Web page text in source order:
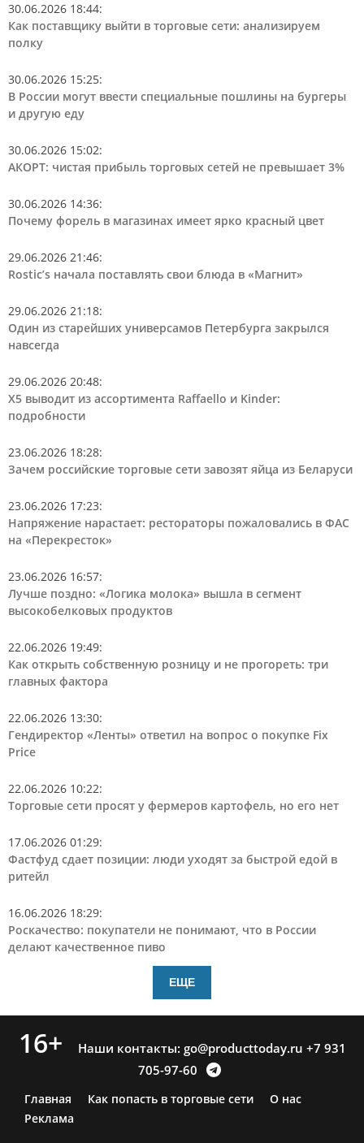
30.06.2026 18:44:
Как поставщику выйти в торговые сети: анализируем
полку
30.06.2026 15:25:
В России могут ввести специальные пошлины на бургеры
и другую еду
30.06.2026 15:02:
АКОРТ: чистая прибыль торговых сетей не превышает 3%
30.06.2026 14:36:
Почему форель в магазинах имеет ярко красный цвет
29.06.2026 21:46:
Rostic’s начала поставлять свои блюда в «Магнит»
29.06.2026 21:18:
Один из старейших универсамов Петербурга закрылся
навсегда
29.06.2026 20:48:
Х5 выводит из ассортимента Raffaello и Kinder:
подробности
23.06.2026 18:28:
Зачем российские торговые сети завозят яйца из Беларуси
23.06.2026 17:23:
Напряжение нарастает: рестораторы пожаловались в ФАС
на «Перекресток»
23.06.2026 16:57:
Лучше поздно: «Логика молока» вышла в сегмент
высокобелковых продуктов
22.06.2026 19:49:
Как открыть собственную розницу и не прогореть: три
главных фактора
22.06.2026 13:30:
Гендиректор «Ленты» ответил на вопрос о покупке Fix
Price
22.06.2026 10:22:
Торговые сети просят у фермеров картофель, но его нет
17.06.2026 01:29:
Фастфуд сдает позиции: люди уходят за быстрой едой в
ритейл
16.06.2026 18:29:
Роскачество: покупатели не понимают, что в России
делают качественное пиво
ЕЩЕ
16+ Наши контакты: go@producttoday.ru +7 931
705-97-60
Главная Как попасть в торговые сети
О нас
Реклама